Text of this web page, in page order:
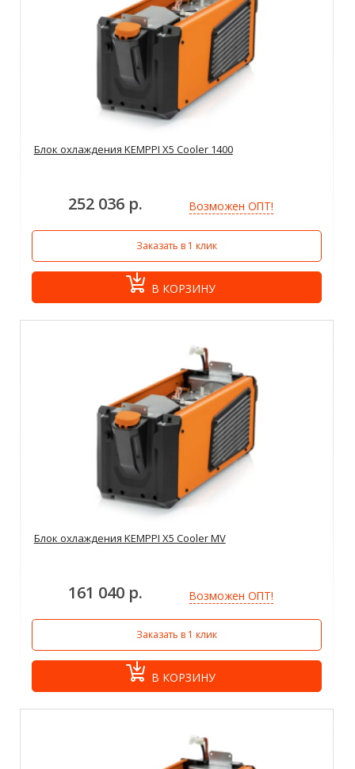
Блок охлаждения KEMPPI X5 Cooler 1400
252 036 р. Возможен ОПТ!
Заказать в 1 клик
В КОРЗИНУ
Блок охлаждения KEMPPI X5 Cooler MV
161 040 р. Возможен ОПТ!
Заказать в 1 клик
В КОРЗИНУ